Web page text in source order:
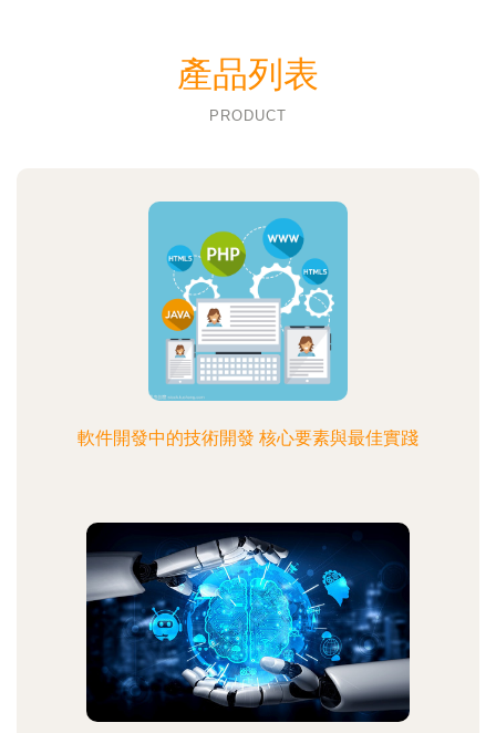
產品列表
PRODUCT
軟件開發中的技術開發 核心要素與最佳實踐